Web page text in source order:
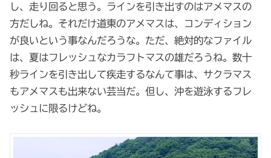
し、走り回ると思う。ラインを引き出すのはアメマスの
方だしね。それだけ道東のアメマスは、コンディション
が良いという事なんだろうな。ただ、絶対的なファイル
は、夏はフレッシュなカラフトマスの雄だろうね。数十
秒ラインを引き出して疾走するなんて事は、サクラマス
もアメマスも出来ない芸当だ。但し、沖を遊泳するフレ
ッシュに限るけどね。